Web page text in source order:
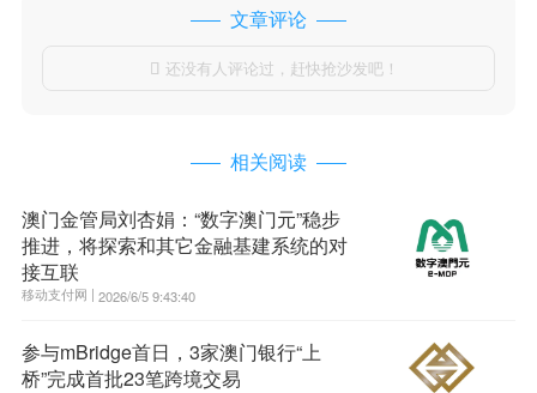
文章评论
 还没有人评论过，赶快抢沙发吧！
相关阅读
澳门金管局刘杏娟：“数字澳门元”稳步
推进，将探索和其它金融基建系统的对
接互联
移动支付网 | 2026/6/5 9:43:40
参与mBridge首日，3家澳门银行“上
桥”完成首批23笔跨境交易